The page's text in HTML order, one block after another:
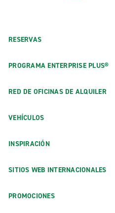
RESERVAS
PROGRAMA ENTERPRISE PLUS®
RED DE OFICINAS DE ALQUILER
VEHÍCULOS
INSPIRACIÓN
SITIOS WEB INTERNACIONALES
PROMOCIONES